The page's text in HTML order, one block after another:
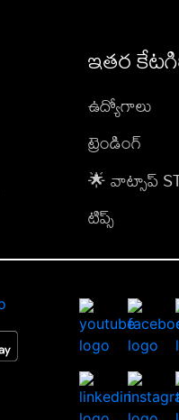
ఇతర
ఉద్యోగాలు
ట్రెండింగ్
🌟 వాట్సాప్
టిప్స్